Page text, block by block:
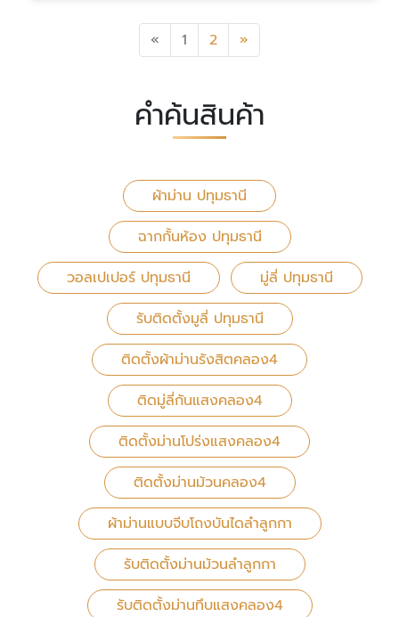
« Previous
1 2 »
คำค้นสินค้า
ผ้าม่าน ปทุมธานี
ฉากกั้นห้อง ปทุมธานี
วอลเปเปอร์ ปทุมธานี
มู่ลี่ ปทุมธานี
รับติดตั้งมูลี่ ปทุมธานี
ติดตั้งผ้าม่านรังสิตคลอง4
ติดมู่ลี่กันแสงคลอง4
ติดตั้งม่านโปร่งแสงคลอง4
ติดตั้งม่านม้วนคลอง4
ผ้าม่านแบบจีบโถงบันไดลำลูกกา
รับติดตั้งม่านม้วนลำลูกกา
รับติดตั้งม่านทึบแสงคลอง4